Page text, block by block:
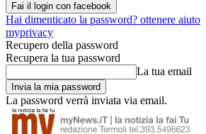
Fai il login con facebook
Hai dimenticato la password? ottenere aiuto
myprivacy
Recupero della password
Recupera la tua password
La tua email
La password verrà inviata via email.